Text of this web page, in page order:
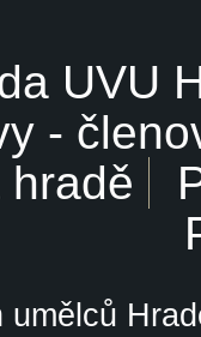
UVU
-
hradě